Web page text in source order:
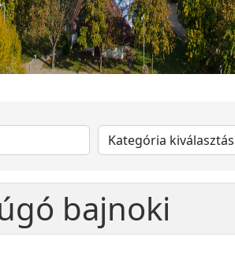
bajnoki